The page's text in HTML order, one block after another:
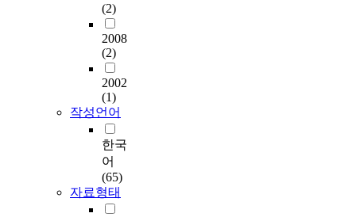
(2)
2008
(2)
2002
(1)
작성언어
한국
어
(65)
자료형태